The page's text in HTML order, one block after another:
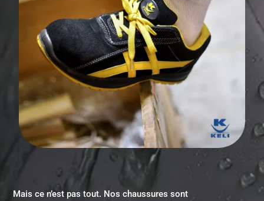
Mais ce n’est pas tout. Nos chaussures sont